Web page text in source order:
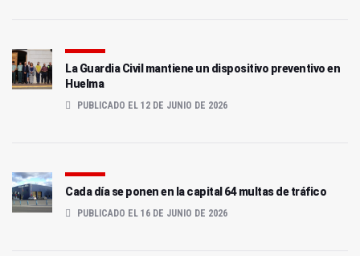
La Guardia Civil mantiene un dispositivo preventivo en
Huelma
PUBLICADO EL 12 DE JUNIO DE 2026
Cada día se ponen en la capital 64 multas de tráfico
PUBLICADO EL 16 DE JUNIO DE 2026